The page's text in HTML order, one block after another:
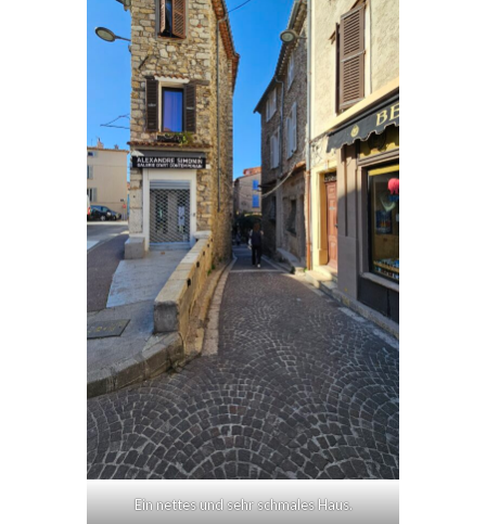
Ein nettes und sehr schmales Haus.